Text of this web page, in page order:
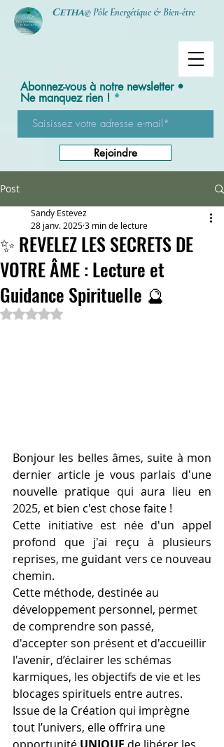
Cetha© Pôle Energétique & Bien-être
Abonnez-vous à notre newsletter •
Ne manquez rien !
Rejoindre
Post
✨ REVELEZ LES SECRETS DE
VOTRE ÂME : Lecture et
Guidance Spirituelle 🔮
Sandy Estevez
28 janv. 20253 min de lecture
Noté NaN étoiles sur 5.
Bonjour les belles âmes, suite à mon
dernier article je vous parlais d'une
nouvelle pratique qui aura lieu en
2025, et bien c'est chose faite !
Cette initiative est née d'un appel
profond que j'ai reçu à plusieurs
reprises, me guidant vers ce nouveau
chemin.
Cette méthode, destinée au
développement personnel, permet
de comprendre son passé,
d'accepter son présent et d'accueillir
l'avenir, d’éclairer les schémas
karmiques, les objectifs de vie et les
blocages spirituels entre autres.
Issue de la Création qui imprègne
tout l’univers, elle offrira une